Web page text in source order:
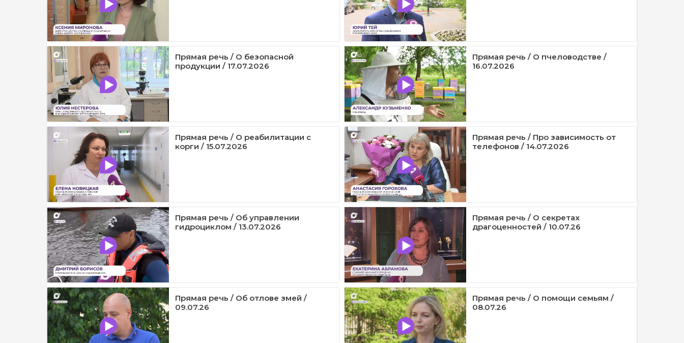
Прямая речь / О безопасной
продукции / 17.07.2026
Прямая речь / О пчеловодстве /
16.07.2026
Прямая речь / О реабилитации с
корги / 15.07.2026
Прямая речь / Про зависимость от
телефонов / 14.07.2026
Прямая речь / Об управлении
гидроциклом / 13.07.2026
Прямая речь / О секретах
драгоценностей / 10.07.26
Прямая речь / Об отлове змей /
09.07.26
Прямая речь / О помощи семьям /
08.07.26